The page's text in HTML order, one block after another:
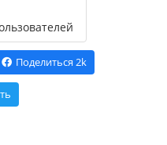
Поделиться 2k